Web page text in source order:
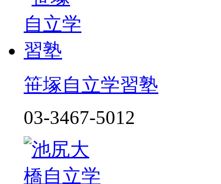
笹塚自立学習塾
03-3467-5012